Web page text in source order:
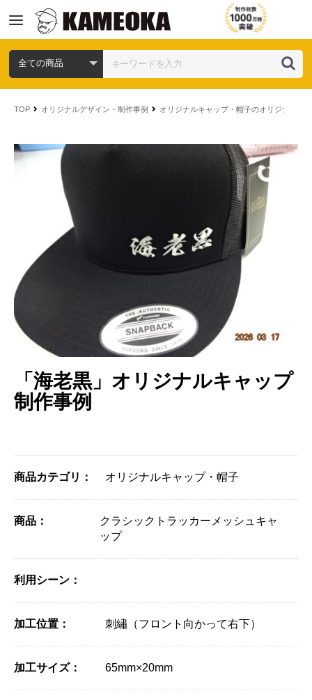
ン
ツ
へ
TOP オリジナルデザイン・制作事例 オリジナルキャップ・帽子のオリジナルデ
「海老黒」オリジナルキャップ
制作事例
商品カテゴリ： オリジナルキャップ・帽子
商品：
クラシックトラッカーメッシュキャ
ップ
利用シーン：
加工位置： 刺繡（フロント向かって右下）
加工サイズ： 65mm×20mm